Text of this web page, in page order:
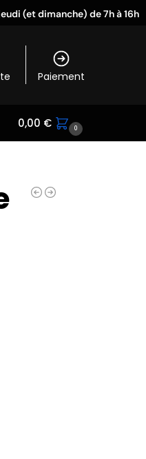
(et dimanche) de 7h à 16h
Paiement
0,00 € 0